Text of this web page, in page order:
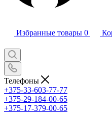
Избранные товары 0
Телефоны
+375-33-603-77-77
+375-29-184-00-65
+375-17-379-00-65